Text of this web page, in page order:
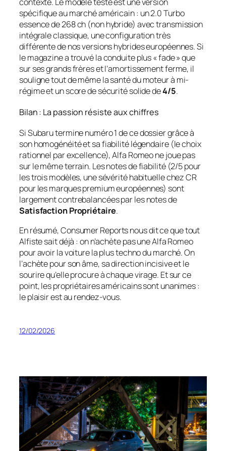
spécifique au marché américain : un 2.0 Turbo
essence de 268 ch (non hybride) avec transmission
intégrale classique, une configuration très
différente de nos versions hybrides européennes. Si
le magazine a trouvé la conduite plus « fade » que
sur ses grands frères et l’amortissement ferme, il
souligne tout de même la santé du moteur à mi-
régime et un score de sécurité solide de4/5.
Bilan : La passion résiste aux chiffres
Si Subaru termine numéro 1 de ce dossier grâce à
son homogénéité et sa fiabilité légendaire (le choix
rationnel par excellence), Alfa Romeo ne joue pas
sur le même terrain. Les notes de fiabilité (2/5 pour
les trois modèles, une sévérité habituelle chez CR
pour les marques premium européennes) sont
largement contrebalancées par les notes de
Satisfaction Propriétaire.
En résumé,Consumer Reportsnous dit ce que tout
Alfiste sait déjà : on n’achète pas une Alfa Romeo
pour avoir la voiture la plus techno du marché. On
l’achète pour son âme, sa direction incisive et le
sourire qu’elle procure à chaque virage. Et sur ce
point, les propriétaires américains sont unanimes :
le plaisir est au rendez-vous.
12/02/2026